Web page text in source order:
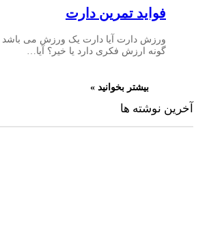
فواید تمرین دارت
ورزش دارت آیا دارت یک ورزش می باشد
گونه ارزش فکری دارد یا خیر؟ آیا…
بیشتر بخوانید »
آخرین نوشته ها